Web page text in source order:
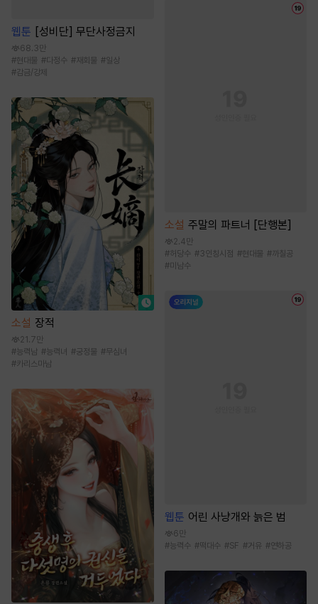
웹툰 [성비단] 무단사정금지
68.3만
#현대물 #다정수 # 재회물 #일상
#감금/강제
소설 장적
21.7만
#능력남 #능력녀 #궁정물 #무심녀
#카리스마남
소설 주말의 파트너 [단행본]
2.4만
#허당수 #3인칭시점 #현대물 #까칠공
#미남수
웹툰 어린 사냥개와 늙은 범
6만
#능력수 #떡대수 #SF #거유 #연하공